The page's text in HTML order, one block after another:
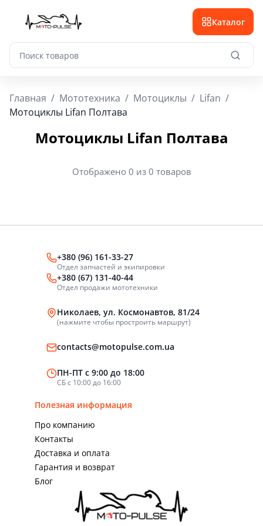
Каталог
Главная / Мототехника / Мотоциклы / Lifan /
Мотоциклы Lifan Полтава
Мотоциклы Lifan Полтава
Отображено 0 из 0 товаров
Полезная информация
Про компанию
Контакты
Доставка и оплата
Гарантия и возврат
Блог
+380 (96) 161-33-27
Отдел запчастей и экипировки
+380 (67) 131-40-44
Отдел продажи мототехники
Николаев, ул. Космонавтов, 81/24
(нажмите чтобы простроить маршрут)
contacts@motopulse.com.ua
ПН-ПТ с 9:00 до 18:00
СБ с 10:00 до 16:00